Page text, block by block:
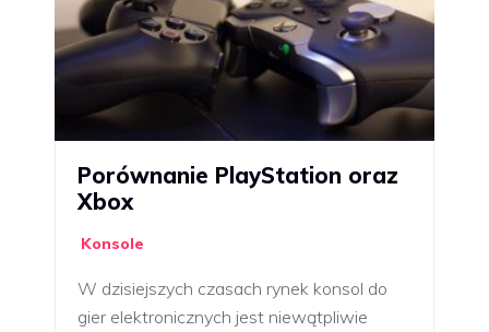
Porównanie PlayStation oraz
Xbox
Konsole
W dzisiejszych czasach rynek konsol do
gier elektronicznych jest niewątpliwie